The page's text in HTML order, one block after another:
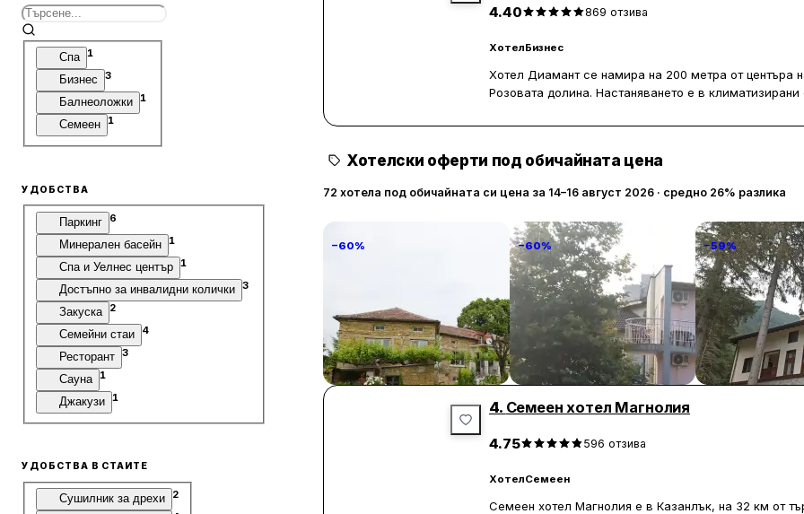
Спа 1
Бизнес 3
Балнеоложки 1
Семеен 1
УДОБСТВА
Паркинг 6
Минерален басейн 1
Спа и Уелнес център 1
Достъпно за инвалидни колички 3
Закуска 2
Семейни стаи 4
Ресторант 3
Сауна 1
Джакузи 1
УДОБСТВА В СТАИТЕ
Сушилник за дрехи 2
помещение разполага със собствена баня с душ и
от хотела.
4.40 869 отзива
ХотелБизнес
Хотел Диамант се намира на 200 метра от центъра
Розовата долина. Настаняването е в
гладене.
На разположение са денонощен лоби бар, безплатен
като може да бъде поднесена в лоби бара или в
Казанлъшкият парк „Розариум“, известен с
метра от хотела. Тракийската гробница също е
Казанлък има много ресторанти.
Хотелски оферти под обичайната цена
72 хотела под обичайната си цена за 14–16 август 2026 · средно 26% разлика
−60%
Villa Vin Santo
Винарово 89 € / нощувка
−60%
Familia Fantastiko
Китен 60 € / нощувка
−59%
Комплекс
гнездо
Бели Искър 86
4. Семеен хотел Магнолия
4.75 596 отзива
ХотелСемеен
Семеен хотел Магнолия е в Казанлък, на 32 км от